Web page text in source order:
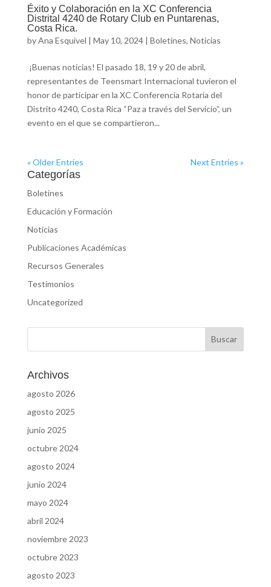
Éxito y Colaboración en la XC Conferencia
Distrital 4240 de Rotary Club en Puntarenas,
Costa Rica.
byAna Esquivel | May 10, 2024| Boletines, Noticias
¡Buenas noticias! El pasado 18, 19 y 20 de abril,
representantes de Teensmart Internacional tuvieron el
honor de participar en la XC Conferencia Rotaria del
Distrito 4240, Costa Rica “Paz a través del Servicio”, un
evento en el que se compartieron...
« Older Entries Next Entries »
Categorías
Boletines
Educación y Formación
Noticias
Publicaciones Académicas
Recursos Generales
Testimonios
Uncategorized
Archivos
agosto 2026
agosto 2025
junio 2025
octubre 2024
agosto 2024
junio 2024
mayo 2024
abril 2024
noviembre 2023
octubre 2023
agosto 2023